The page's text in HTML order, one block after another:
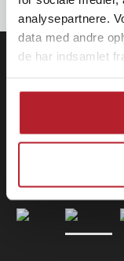
analysepartnere.
data med andre
de har indsamlet